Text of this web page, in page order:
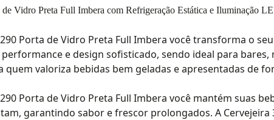
Vidro Preta Full Imbera com Refrigeração Estática e Iluminação
Porta de Vidro Preta Full Imbera você transforma o
e design sofisticado, sendo ideal para
quem valoriza bebidas bem geladas e apresentadas de
Porta de Vidro Preta Full Imbera você mantém suas
garantindo sabor e frescor prolongados. A Cervejeira